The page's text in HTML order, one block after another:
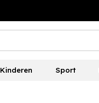
Kinderen Sport